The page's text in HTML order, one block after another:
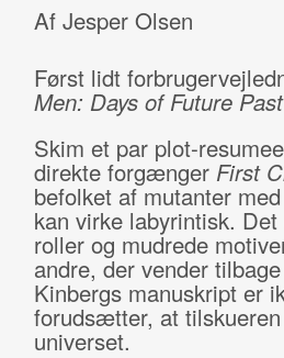
Af Jesper Olsen
Først lidt
Men: Days of Future Past
Skim et par plot-
direkte forgænger First
befolket af mutanter
kan virke labyrintisk.
roller og mudrede
andre, der vender
Kinbergs manuskript er
forudsætter, at
universet.